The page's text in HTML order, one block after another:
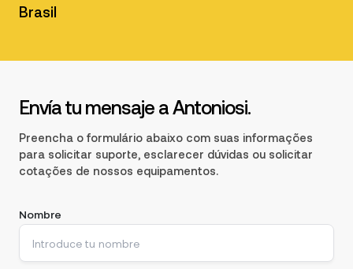
Brasil
Envía tu mensaje a Antoniosi.
Preencha o formulário abaixo com suas informações
para solicitar suporte, esclarecer dúvidas ou solicitar
cotações de nossos equipamentos.
Nombre